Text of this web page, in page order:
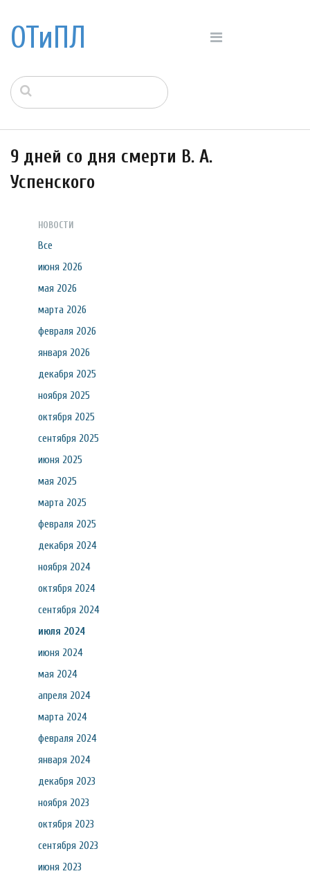
ОТиПЛ
9 дней со дня смерти В. А.
Успенского
НОВОСТИ
Все
июня 2026
мая 2026
марта 2026
февраля 2026
января 2026
декабря 2025
ноября 2025
октября 2025
сентября 2025
июня 2025
мая 2025
марта 2025
февраля 2025
декабря 2024
ноября 2024
октября 2024
сентября 2024
июля 2024
июня 2024
мая 2024
апреля 2024
марта 2024
февраля 2024
января 2024
декабря 2023
ноября 2023
октября 2023
сентября 2023
июня 2023